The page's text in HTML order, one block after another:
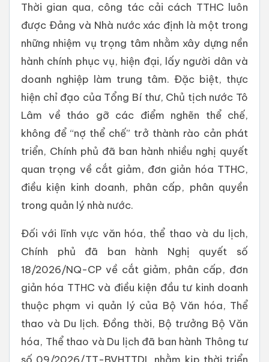
Thời gian qua, công tác cải cách TTHC luôn
được Đảng và Nhà nước xác định là một trong
những nhiệm vụ trọng tâm nhằm xây dựng nền
hành chính phục vụ, hiện đại, lấy người dân và
doanh nghiệp làm trung tâm. Đặc biệt, thực
hiện chỉ đạo của Tổng Bí thư, Chủ tịch nước Tô
Lâm về tháo gỡ các điểm nghẽn thể chế,
không để “nợ thể chế” trở thành rào cản phát
triển, Chính phủ đã ban hành nhiều nghị quyết
quan trọng về cắt giảm, đơn giản hóa TTHC,
điều kiện kinh doanh, phân cấp, phân quyền
trong quản lý nhà nước.
Đối với lĩnh vực văn hóa, thể thao và du lịch,
Chính phủ đã ban hành Nghị quyết số
18/2026/NQ-CP về cắt giảm, phân cấp, đơn
giản hóa TTHC và điều kiện đầu tư kinh doanh
thuộc phạm vi quản lý của Bộ Văn hóa, Thể
thao và Du lịch. Đồng thời, Bộ trưởng Bộ Văn
hóa, Thể thao và Du lịch đã ban hành Thông tư